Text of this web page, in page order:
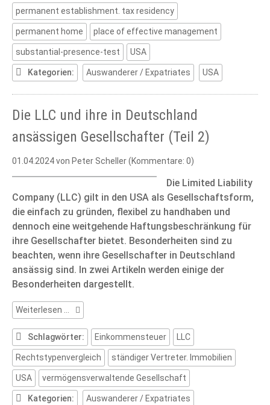
based
in
Germany
(Part
1)
permanent establishment. tax residency
permanent home place of effective management
substantial-presence-test USA
Kategorien: Auswanderer / Expatriates USA
Die LLC und ihre in Deutschland
ansässigen Gesellschafter (Teil 2)
01.04.2024von Peter Scheller (Kommentare: 0)
Die Limited Liability
Company (LLC) gilt in den USA als Gesellschaftsform,
die einfach zu gründen, flexibel zu handhaben und
dennoch eine weitgehende Haftungsbeschränkung für
ihre Gesellschafter bietet. Besonderheiten sind zu
beachten, wenn ihre Gesellschafter in Deutschland
ansässig sind. In zwei Artikeln werden einige der
Besonderheiten dargestellt.
Weiterlesen …
Die
LLC
und
ihre
in
Deutschland
ansässigen
Gesellschafter
Schlagwörter: Einkommensteuer LLC
Rechtstypenvergleich ständiger Vertreter. Immobilien
USA vermögensverwaltende Gesellschaft
Kategorien: Auswanderer / Expatriates